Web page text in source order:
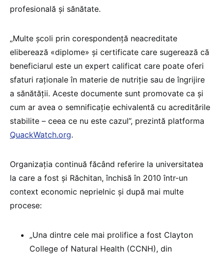
profesională și sănătate.
„Multe școli prin corespondență neacreditate
eliberează «diplome» și certificate care sugerează că
beneficiarul este un expert calificat care poate oferi
sfaturi raționale în materie de nutriție sau de îngrijire
a sănătății. Aceste documente sunt promovate ca și
cum ar avea o semnificație echivalentă cu acreditările
stabilite – ceea ce nu este cazul”, prezintă platforma
QuackWatch.org.
Organizația continuă făcând referire la universitatea
la care a fost și Răchitan, închisă în 2010 într-un
context economic neprielnic și după mai multe
procese:
„Una dintre cele mai prolifice a fost Clayton
College of Natural Health (CCNH), din